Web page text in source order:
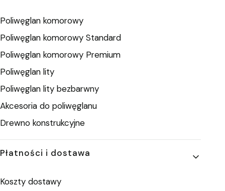
Poliwęglan komorowy
Poliwęglan komorowy Standard
Poliwęglan komorowy Premium
Poliwęglan lity
Poliwęglan lity bezbarwny
Akcesoria do poliwęglanu
Drewno konstrukcyjne
Płatności i dostawa
Koszty dostawy